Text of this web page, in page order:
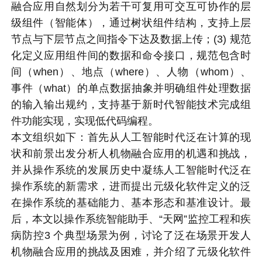
融合应用自然划分为若干可复用可交互可协作的层
级组件（智能体），通过树状组件结构，支持上层
节点与下层节点之间指令下达及数据上传；(3) 规范
化定义应用组件间的数据和命令接口，规范包含时
间（when）、地点（where）、人物（whom）、
事件（what）的单点数据抽象并明确组件处理数据
的输入输出规约，支持基于新时代智能技术完成组
件功能实现，实现低代码编程。
本文组织如下：首先从人工智能时代泛在计算的现
状和前景出发分析人机物融合应用的机遇和挑战，
并从操作系统的发展历史中凝练人工智能时代泛在
操作系统的新需求，进而提出元级化软件定义的泛
在操作系统的基础能力、基本形态和基准设计。最
后，本文以操作系统智能助手、“天网”监控工程和疾
病防控3 个典型场景为例，讨论了泛在场景开发人
机物融合应用的挑战及困难，并介绍了元级化软件